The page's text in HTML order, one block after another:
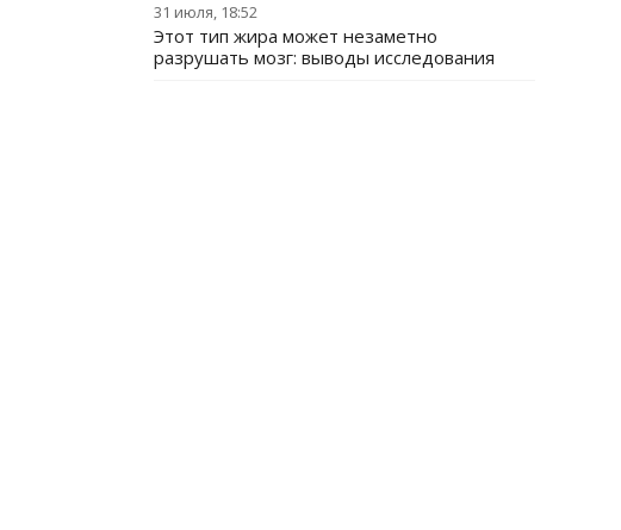
31 июля, 18:52
Этот тип жира может незаметно
разрушать мозг: выводы исследования